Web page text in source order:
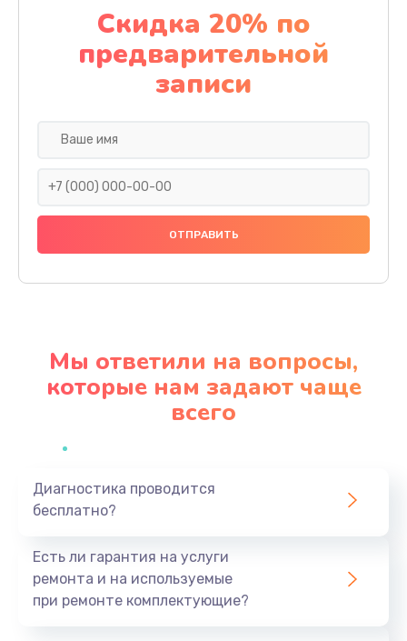
Замена материнской платы
1100 руб.
Заказать
Замена праймера
1000 руб.
Заказать
Профилактическая чистка
Заказать
Скидка 20% по
предварительной
записи
Мы ответили на вопросы,
которые нам задают чаще
всего
Диагностика проводится
бесплатно?
Есть ли гарантия на услуги
ремонта и на используемые
при ремонте комплектующие?